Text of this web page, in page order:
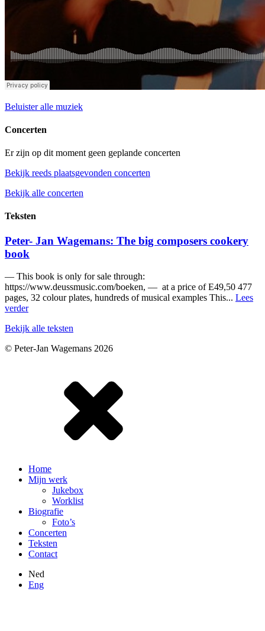
Beluister alle muziek
Concerten
Er zijn op dit moment geen geplande concerten
Bekijk reeds plaatsgevonden concerten
Bekijk alle concerten
Teksten
Peter- Jan Wagemans: The big composers cookery
book
— This book is only for sale through:
https://www.deussmusic.com/boeken, — at a price of E49,50 477
pages, 32 colour plates, hundreds of musical examples This... Lees
verder
Bekijk alle teksten
© Peter-Jan Wagemans 2026
Home
Mijn werk
Jukebox
Worklist
Biografie
Foto’s
Concerten
Teksten
Contact
Ned
Eng